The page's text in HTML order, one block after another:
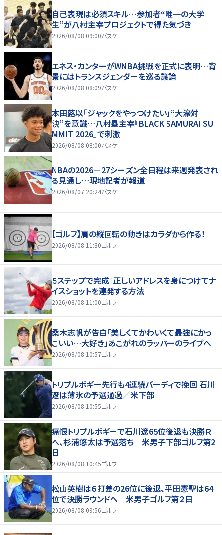
自己表現は必須スキル…参加者“唯一の大学
生”が八村主宰プロジェクトで得た気づき
2026/08/08 09:00バスケ
エネス・カンターがWNBA挑戦を正式に表明…背
景にはトランスジェンダーを巡る議論
2026/08/08 08:09バスケ
本田蕗以「ジャックをやっつけたい」“大濠対
決”を意識…八村塁主宰『BLACK SAMURAI SU
MMIT 2026』で刺激
2026/08/08 08:00バスケ
NBAの2026－27シーズン全日程は来週発表され
る見通し…現地記者が報道
2026/08/07 20:24バスケ
【ゴルフ】肩の縦回転の動きはカラダから作る！
2026/08/08 11:30ゴルフ
５ステップで完成！正しいアドレスを身につけてナ
イスショットを連発する方法
2026/08/08 11:00ゴルフ
桑木志帆が告白「美しくてかわいくて最強にかっ
こいい…大好き」あこがれのラッパーのライブへ
2026/08/08 10:57ゴルフ
トリプルボギー先行も4連続バーディで挽回 石川
遼は薄氷の予選通過／米下部
2026/08/08 10:55ゴルフ
痛恨トリプルボギーで石川遼65位後退も決勝Ｒ
へ、杉浦悠太は予選落ち 米男子下部ゴルフ第2
日
2026/08/08 10:45ゴルフ
松山英樹は６打差の26位に後退、平田憲聖は64
位で決勝ラウンドへ 米男子ゴルフ第２日
2026/08/08 09:56ゴルフ